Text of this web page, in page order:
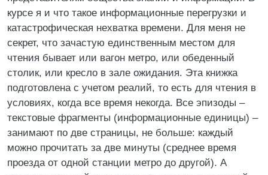
курсе я и что такое информационные перегрузки и
катастрофическая нехватка времени. Для меня не
секрет, что зачастую единственным местом для
чтения бывает или вагон метро, или обеденный
столик, или кресло в зале ожидания. Эта книжка
подготовлена с учетом реалий, то есть для чтения в
условиях, когда все время некогда. Все эпизоды –
текстовые фрагменты (информационные единицы) –
занимают по две страницы, не больше: каждый
можно прочитать за две минуты (среднее время
проезда от одной станции метро до другой). А